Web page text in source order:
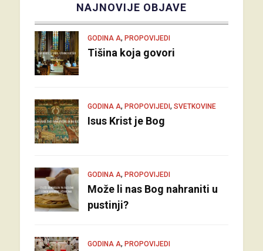
NAJNOVIJE OBJAVE
GODINA A, PROPOVIJEDI
Tišina koja govori
GODINA A, PROPOVIJEDI, SVETKOVINE
Isus Krist je Bog
GODINA A, PROPOVIJEDI
Može li nas Bog nahraniti u
pustinji?
GODINA A, PROPOVIJEDI